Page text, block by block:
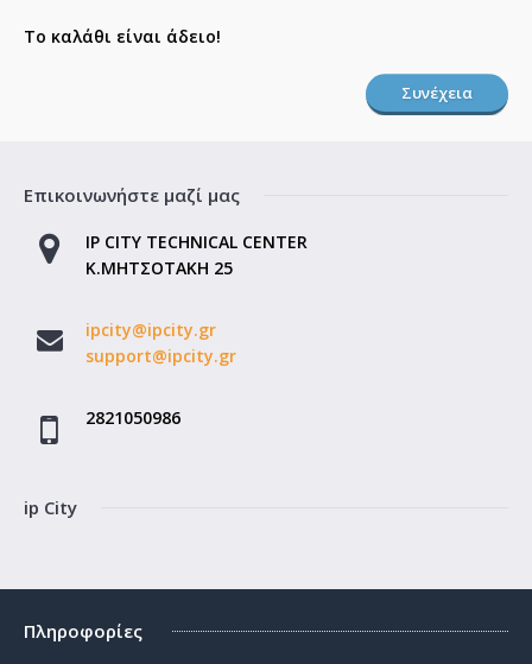
Το καλάθι είναι άδειο!
Συνέχεια
Επικοινωνήστε μαζί μας
IP CITY TECHNICAL CENTER
Κ.ΜΗΤΣΟΤΑΚΗ 25
ipcity@ipcity.gr
support@ipcity.gr
2821050986
ip City
Πληροφορίες